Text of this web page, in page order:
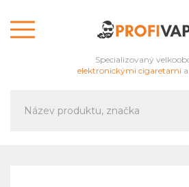
Specializovaný
elektronickými cigaretami a